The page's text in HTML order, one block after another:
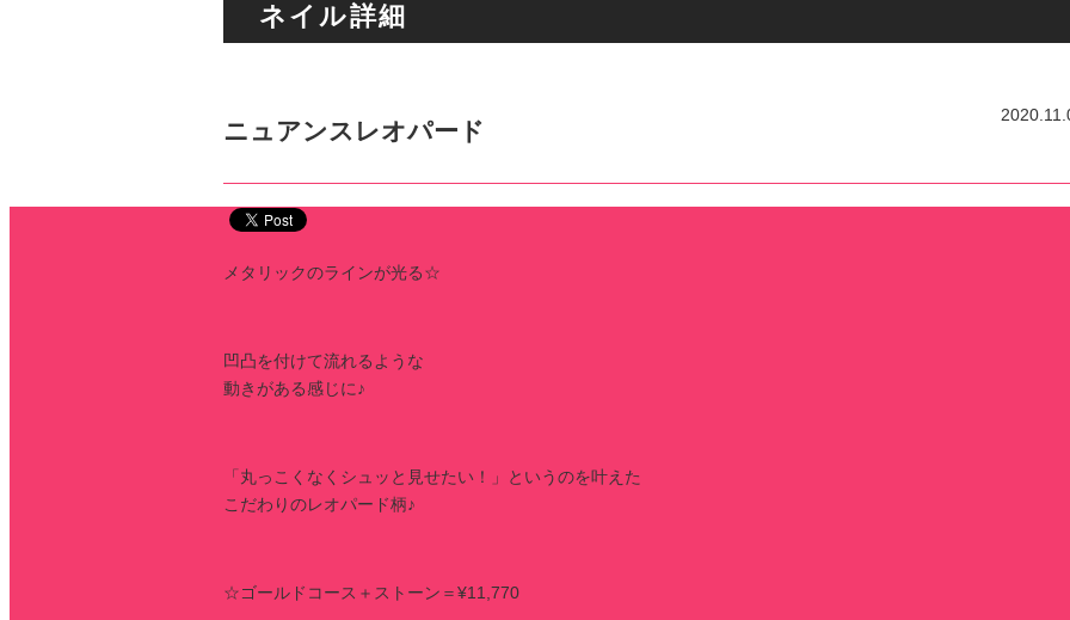
ネイル詳細
ニュアンスレオパード
メタリックのラインが光る☆
凹凸を付けて流れるような
動きがある感じに♪
「丸っこくなくシュッと見せたい！」というのを叶えた
こだわりのレオパード柄♪
☆ゴールドコース＋ストーン＝¥11,770